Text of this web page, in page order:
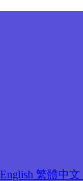
English 繁體中文